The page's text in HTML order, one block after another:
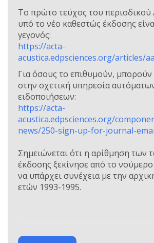
Το πρώτο τεύχος του περιοδικού
υπό το νέο καθεστώς έκδοσης
γεγονός:
https://acta-
acustica.edpsciences.org/articles/
Για όσους το επιθυμούν,
στην σχετική υπηρεσία
ειδοποιήσεων:
https://acta-
acustica.edpsciences.org/
news/250-sign-up-for-journal-
Σημειώνεται ότι η αρίθμηση των
έκδοσης ξεκίνησε από το
να υπάρχει συνέχεια με την
ετών 1993-1995.